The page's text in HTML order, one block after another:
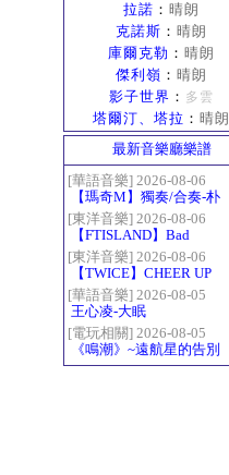
拉諾 ： 晴朗
克諾斯 ： 晴朗
庫爾克勒 ： 晴朗
傑利嶺 ： 晴朗
影子世界 ： 多雲
塔爾汀、塔拉 ： 晴朗
最新音樂廳樂譜
[華語音樂] 2026-08-06
【瑪奇M】獨奏/合奏-朴
樹-那些花兒
[東洋音樂] 2026-08-06
【FTISLAND】Bad
Woman
[東洋音樂] 2026-08-06
【TWICE】CHEER UP
[華語音樂] 2026-08-05
王心凌-大眠
[電玩相關] 2026-08-05
《鳴潮》~遠航星的告別